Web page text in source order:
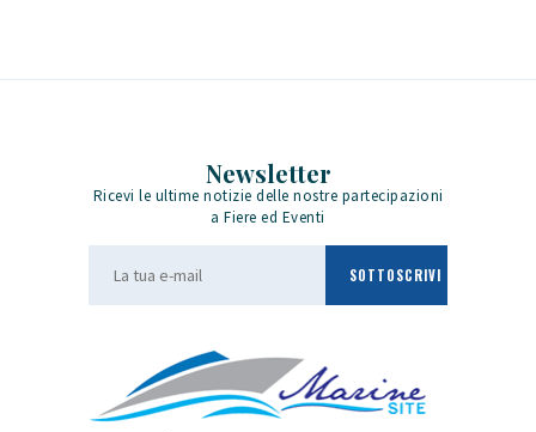
Newsletter
Ricevi le ultime notizie delle nostre partecipazioni
a Fiere ed Eventi